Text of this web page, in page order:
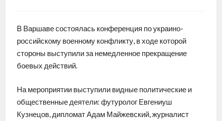
В Варшаве состоялась конференция по украино-
российскому военному конфликту, в ходе которой
стороны выступили за немедленное прекращение
боевых действий.
На мероприятии выступили видные политические и
общественные деятели: футуролог Евгениуш
Кузнецов, дипломат Адам Майжевский, журналист